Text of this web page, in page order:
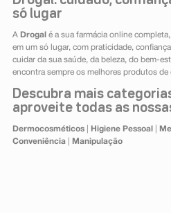
só lugar
A Drogal é a sua farmácia online
em um só lugar, com praticidade,
cuidar da sua saúde, da beleza, do bem-
encontra sempre os melhores produtos de
Descubra mais
aproveite todas as
Dermocosméticos| Higiene Pessoal
Conveniência| Manipulação